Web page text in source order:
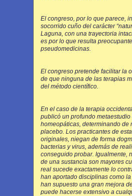
El congreso, por lo que parece,
socorrido cuño del carácter
Laguna, con una trayectoria
es por lo que resulta
pseudomedicinas.
El congreso pretende facilitar la
de que ninguna de las terapias
del método científico.
En el caso de la terapia
publicó un profundo
homeopáticas, determinando
placebo. Los practicantes de
originales, niegan de forma
bacterias y virus, además de
conseguido probar. Igualmente,
de una sustancia son mayores
real sucede exactamente lo
han aportado disciplinas como
han supuesto una gran mejora
puede hacerse extensivo a